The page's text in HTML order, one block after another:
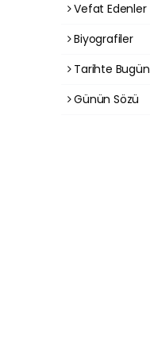
Vefat Edenler
Biyografiler
Tarihte Bugün
Günün Sözü